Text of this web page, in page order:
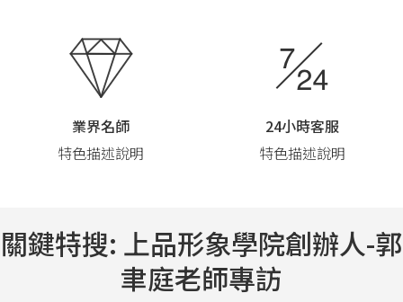
業界名師
特色描述說明
24小時客服
特色描述說明
關鍵特搜: 上品形象學院創辦人-郭
聿庭老師專訪